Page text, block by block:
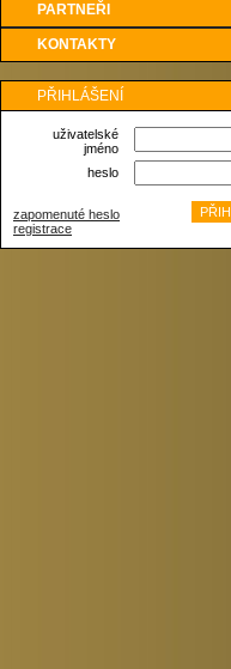
PARTNEŘI
KONTAKTY
PŘIHLÁŠENÍ
uživatelské
jméno
heslo
zapomenuté heslo
registrace